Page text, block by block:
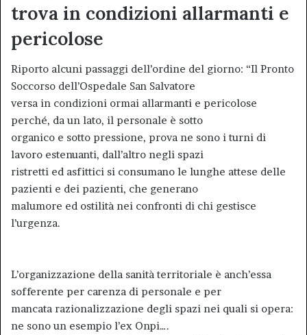
trova in condizioni allarmanti e
pericolose
Riporto alcuni passaggi dell’ordine del giorno: “Il Pronto
Soccorso dell’Ospedale San Salvatore
versa in condizioni ormai allarmanti e pericolose
perché, da un lato, il personale è sotto
organico e sotto pressione, prova ne sono i turni di
lavoro estenuanti, dall’altro negli spazi
ristretti ed asfittici si consumano le lunghe attese delle
pazienti e dei pazienti, che generano
malumore ed ostilità nei confronti di chi gestisce
l’urgenza.
L’organizzazione della sanità territoriale è anch’essa
sofferente per carenza di personale e per
mancata razionalizzazione degli spazi nei quali si opera:
ne sono un esempio l’ex Onpi….